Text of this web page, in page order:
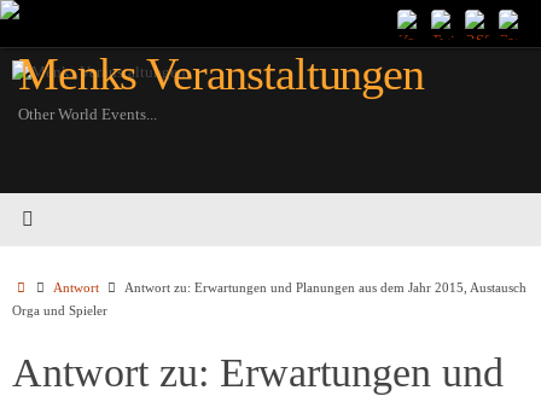
Zum
springen
Menks Veranstaltungen
Other World Events...
Startseite
Antwort
Antwort zu: Erwartungen und Planungen aus dem Jahr 2015, Austausch
Orga und Spieler
Antwort zu: Erwartungen und